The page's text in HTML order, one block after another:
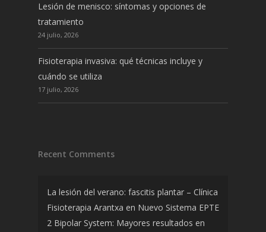
Lesión de menisco: síntomas y opciones de
tratamiento
24 julio, 2026
Fisioterapia invasiva: qué técnicas incluye y
cuándo se utiliza
17 julio, 2026
Recent Comments
La lesión del verano: fascitis plantar – Clínica
Fisioterapia Arantxa en Nuevo Sistema EPTE
2 Bipolar System: Mayores resultados en